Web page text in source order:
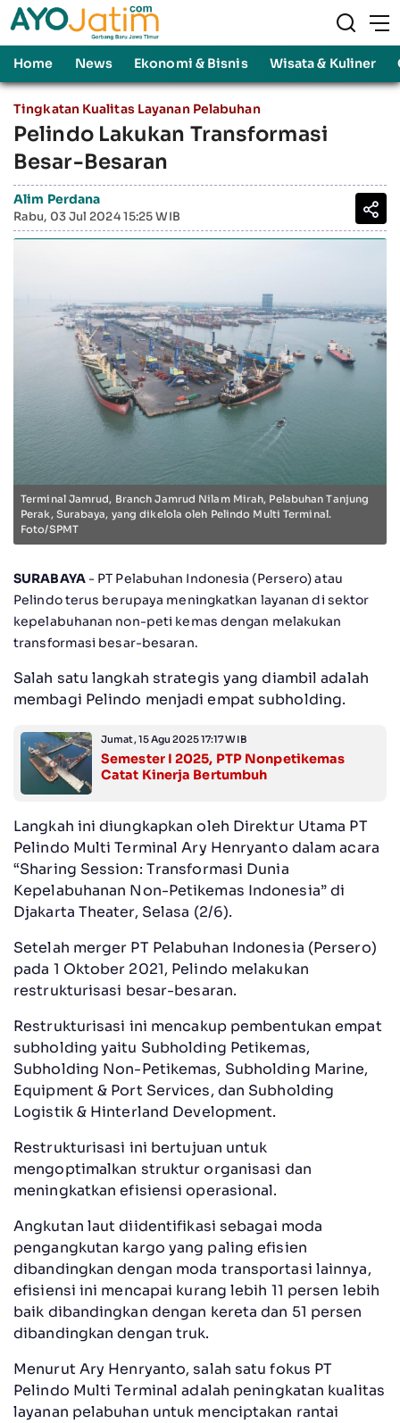
Home News Ekonomi & Bisnis Wisata & Kuliner
Tingkatan Kualitas Layanan Pelabuhan
Pelindo Lakukan Transformasi
Besar-Besaran
Alim Perdana
Rabu, 03 Jul 2024 15:25 WIB
Terminal Jamrud, Branch Jamrud Nilam Mirah, Pelabuhan Tanjung
Perak, Surabaya, yang dikelola oleh Pelindo Multi Terminal.
Foto/SPMT
SURABAYA- PT Pelabuhan Indonesia (Persero) atau
Pelindo terus berupaya meningkatkan layanan di sektor
kepelabuhanan non-peti kemas dengan melakukan
transformasi besar-besaran.
Salah satu langkah strategis yang diambil adalah
membagi Pelindo menjadi empat subholding.
Jumat, 15 Agu 2025 17:17 WIB
Semester I 2025, PTP Nonpetikemas
Catat Kinerja Bertumbuh
Langkah ini diungkapkan oleh Direktur Utama PT
Pelindo Multi Terminal Ary Henryanto dalam acara
“Sharing Session: Transformasi Dunia
Kepelabuhanan Non-Petikemas Indonesia” di
Djakarta Theater, Selasa (2/6).
Setelah merger PT Pelabuhan Indonesia (Persero)
pada 1 Oktober 2021, Pelindo melakukan
restrukturisasi besar-besaran.
Restrukturisasi ini mencakup pembentukan empat
subholding yaitu Subholding Petikemas,
Subholding Non-Petikemas, Subholding Marine,
Equipment & Port Services, dan Subholding
Logistik & Hinterland Development.
Restrukturisasi ini bertujuan untuk
mengoptimalkan struktur organisasi dan
meningkatkan efisiensi operasional.
Angkutan laut diidentifikasi sebagai moda
pengangkutan kargo yang paling efisien
dibandingkan dengan moda transportasi lainnya,
efisiensi ini mencapai kurang lebih 11 persen lebih
baik dibandingkan dengan kereta dan 51 persen
dibandingkan dengan truk.
Menurut Ary Henryanto, salah satu fokus PT
Pelindo Multi Terminal adalah peningkatan kualitas
layanan pelabuhan untuk menciptakan rantai